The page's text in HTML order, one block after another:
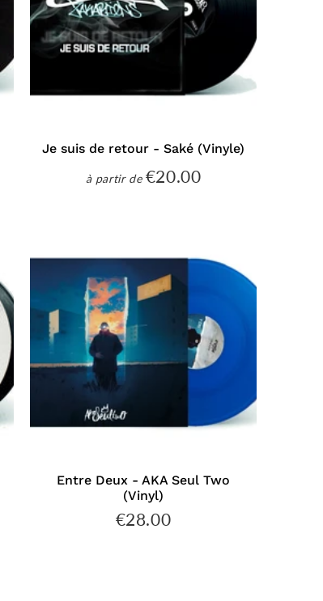
Je suis de retour - Saké (Vinyle)
à partir de Prix
€20.00
Entre Deux - AKA Seul Two
(Vinyl)
Prix
€28.00